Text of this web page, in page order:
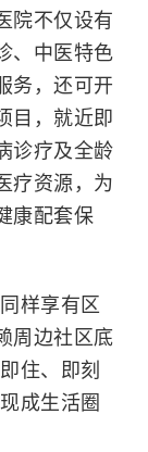
院不仅设有
、中医特色
务，还可开
目，就近即
诊疗及全龄
疗资源，为
康配套保
样享有区
周边社区底
住、即刻
成生活圈